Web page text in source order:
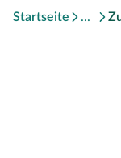
Startseite